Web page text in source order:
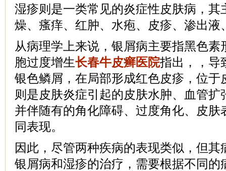
湿疹则是一类常见的炎症性皮肤病，其
燥、瘙痒、红肿、水疱、皮疹、渗出液
从病理学上来说，银屑病主要指黑色素
胞过度增生长春牛皮癣医院指出，，导
银色鳞屑，在局部形成红色皮疹，位于
则是皮肤炎症引起的皮肤水肿、血管扩
并伴随有的角化障碍、过度角化、皮肤
同表现。
因此，尽管两种疾病的表现类似，但其
银屑病和湿疹的治疗，需要根据不同的